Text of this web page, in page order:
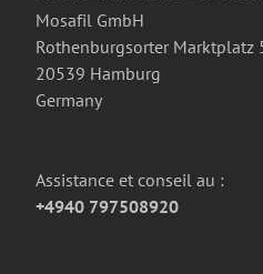
Mosafil GmbH
Rothenburgsorter Marktplatz
20539 Hamburg
Germany
Assistance et conseil au :
+4940 797508920